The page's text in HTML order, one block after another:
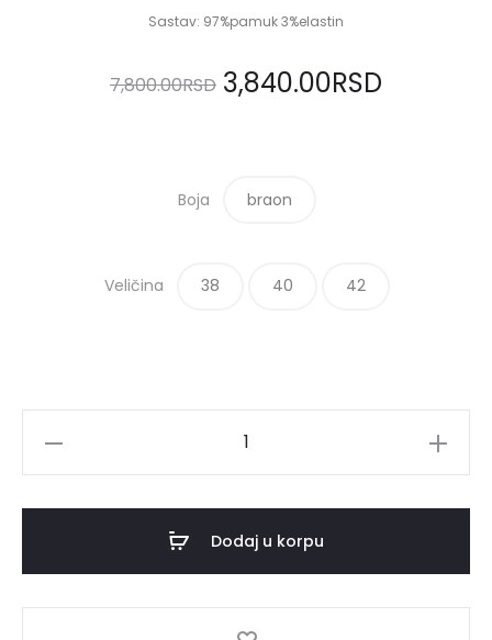
Sastav: 97%pamuk 3%elastin
7,800.00RSD Originalna
7,800.00RSD.
3,840.00RSD
Boja braon
Veličina 38 40 42
Dodaj u korpu